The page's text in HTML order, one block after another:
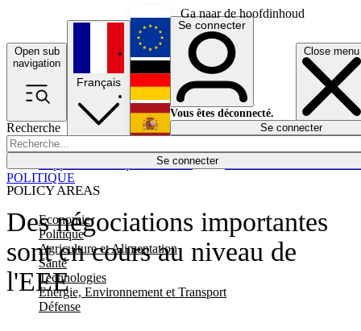
Ga naar de hoofdinhoud
Open sub
navigation
Close menu
Recherche
Se connecter
POLICY AREAS
Economie
Politique
Agriculture et Alimentation
Santé
Technologies
Energie, Environnement et Transport
Défense
Économie
Français
English
Deutsch
Español
Se connecter
Vous êtes déconnecté.
Se connecter
Des négociations importantes
sont en cours au niveau de
l'EEE
POLITIQUE